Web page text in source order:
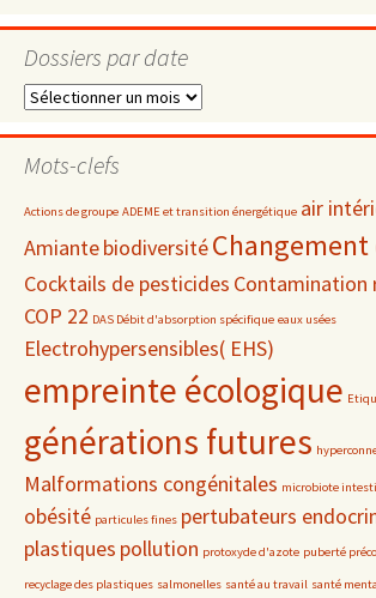
Dossiers par date
Dossiers
date
Mots-clefs
Actions de groupe ADEME et transition énergétique air
Amiantebiodiversité
Cocktails de pesticides Contamination
COP 22 DAS Débit d'absorption spécifique eaux usées
Electrohypersensibles( EHS)
empreinte écologique
générations futures
Malformations congénitales microbiote
obésité particules fines pertubateurs
plastiques pollution protoxyde d'azote puberté
recyclage des plastiques salmonelles santé au travail santé